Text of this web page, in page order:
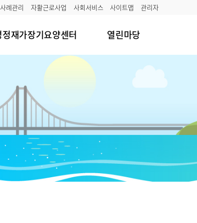
례관리 자활근로사업 사회서비스 사이트맵 관리자
정재가장기요양센터 열린마당